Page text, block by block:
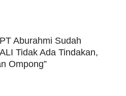
Aburahmi Sudah
Tidak Ada Tindakan,
Ompong”